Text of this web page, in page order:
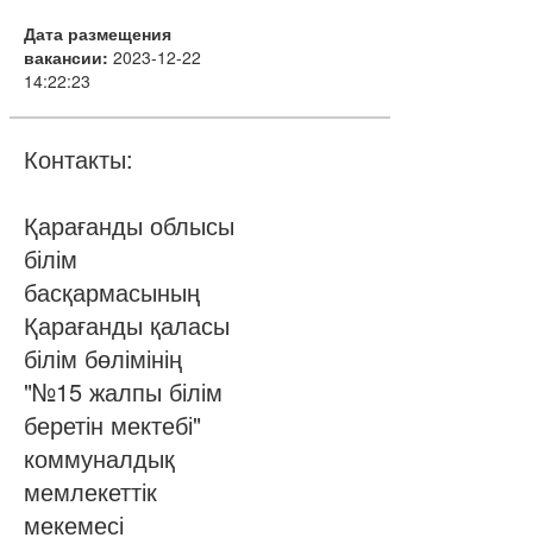
Дата размещения
вакансии: 2023-12-22
14:22:23
Контакты:
Қарағанды облысы
білім
басқармасының
Қарағанды қаласы
білім бөлімінің
"№15 жалпы білім
беретін мектебі"
коммуналдық
мемлекеттік
мекемесі